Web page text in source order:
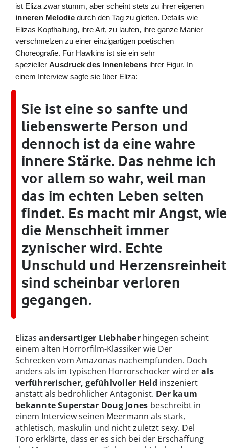
ist Eliza zwar stumm, aber scheint stets zu ihrer eigenen
inneren Melodiedurch den Tag zu gleiten. Details wie
Elizas Kopfhaltung, ihre Art, zu laufen, ihre ganze Manier
verschmelzen zu einer einzigartigen poetischen
Choreografie. Für Hawkins ist sie ein sehr
spezieller Ausdruck des Innenlebens ihrer Figur. In
einem Interview sagte sie über Eliza:
Sie ist eine so sanfte und
liebenswerte Person und
dennoch ist da eine wahre
innere Stärke. Das nehme ich
vor allem so wahr, weil man
das im echten Leben selten
findet. Es macht mir Angst, wie
die Menschheit immer
zynischer wird. Echte
Unschuld und Herzensreinheit
sind scheinbar verloren
gegangen.
Elizas andersartiger Liebhaberhingegen scheint
einem alten Horrorfilm-Klassiker wie Der
Schrecken vom Amazonas nachempfunden. Doch
anders als im typischen Horrorschocker wird erals
verführerischer, gefühlvoller Held inszeniert
anstatt als bedrohlicher Antagonist. Der kaum
bekannte Superstar Doug Jones beschreibt in
einem Interview seinen Meermann als stark,
athletisch, maskulin und nicht zuletzt sexy. Del
Toro erklärte, dass er es sich bei der Erschaffung